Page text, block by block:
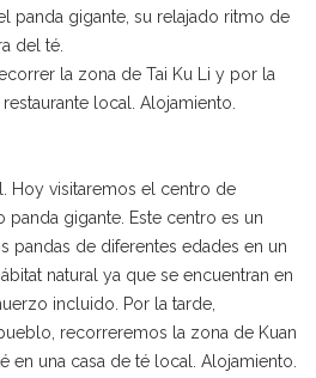
panda gigante, su relajado ritmo de
del té.
la zona de Tai Ku Li y por la
local. Alojamiento.
Hoy visitaremos el centro de
gigante. Este centro es un
pandas de diferentes edades en un
natural ya que se encuentran en
incluido. Por la tarde,
recorreremos la zona de Kuan
en una casa de té local. Alojamiento.